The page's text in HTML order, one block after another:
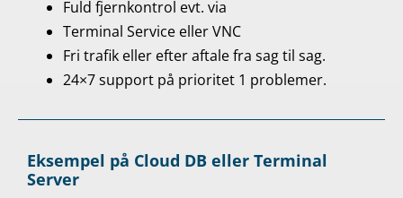
Fuld fjernkontrol evt. via
Terminal Service eller VNC
Fri trafik eller efter aftale fra sag til sag.
24×7 support på prioritet 1 problemer.
Eksempel på Cloud DB eller Terminal
Server